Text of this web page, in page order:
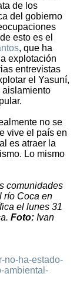
de los
del gobierno
esto es el
, que ha
explotación
entrevistas
el Yasuní,
aislamiento
no se
vive el país en
es atraer la
Lo mismo
comunidades
río Coca en
el lunes 31
Foto: Ivan
no-ha-estado-
ambiental-